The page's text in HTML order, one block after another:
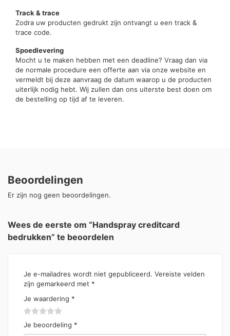
Track & trace
Zodra uw producten gedrukt zijn ontvangt u een track &
trace code.
Spoedlevering
Mocht u te maken hebben met een deadline? Vraag dan via
de normale procedure een offerte aan via onze website en
vermeldt bij deze aanvraag de datum waarop u de producten
uiterlijk nodig hebt. Wij zullen dan ons uiterste best doen om
de bestelling op tijd af te leveren.
Beoordelingen
Er zijn nog geen beoordelingen.
Wees de eerste om “Handspray creditcard
bedrukken” te beoordelen
Je e-mailadres wordt niet gepubliceerd. Vereiste velden
zijn gemarkeerd met *
Je waardering *
Je beoordeling *